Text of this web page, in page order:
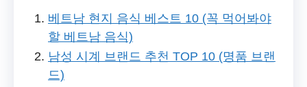
베트남 현지 음식 베스트 10 (꼭 먹어봐야
할 베트남 음식)
남성 시계 브랜드 추천 TOP 10 (명품 브랜
드)